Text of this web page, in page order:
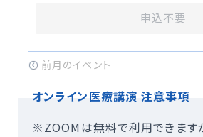
申込不要
オンライン医療講演 注意事項
※ZOOMは無料で利用できます